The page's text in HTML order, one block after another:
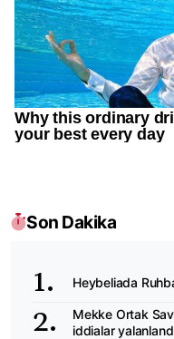
Son Dakika
Heybeliada
Mekke Ortak
iddialar